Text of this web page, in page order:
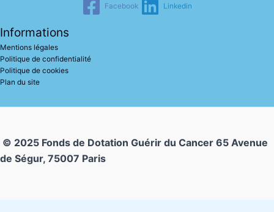
Facebook Linkedin
Informations
Mentions légales
Politique de confidentialité
Politique de cookies
Plan du site
© 2025 Fonds de Dotation Guérir du Cancer 65 Avenue
de Ségur, 75007 Paris